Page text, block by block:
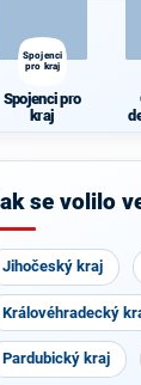
Spojenci
pro kraj
Spojenci pro
kraj
se volilo
Jihočeský kraj
Královéhradecký
Pardubický kraj